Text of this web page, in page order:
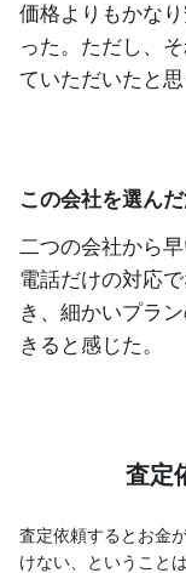
価格よりもかな
った。ただし、
ていただいたと思
この会社を選ん
二つの会社から
電話だけの対応
き、細かいプラ
きると感じた。
査定
査定依頼するとお金
けない、ということ